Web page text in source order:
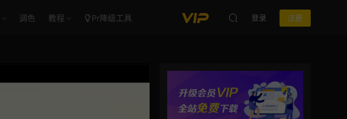
调色 教程 Pr降级工具 登录 注册